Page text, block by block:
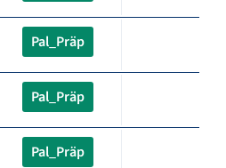
Pal_Präp
Pal_Präp
Pal_Präp